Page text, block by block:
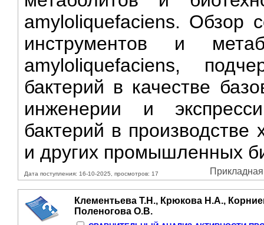
amyloliquefaciens. Обзор
инструментов и
amyloliquefaciens,
бактерий в качестве
инженерии и
бактерий в
и других промышленных
Дата поступления: 16-10-2025, просмотров: 17
Клементьева Т.Н., Крюкова Н.А.,
Поленогова О.В.